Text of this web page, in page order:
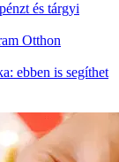
és tárgyi
Otthon
ebben is segíthet